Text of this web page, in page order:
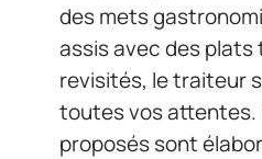
des mets
assis avec des
revisités, le traiteur
toutes vos attentes.
proposés sont